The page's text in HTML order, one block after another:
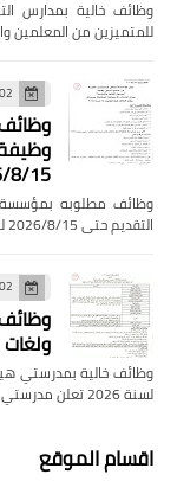
للمتميزين من المعلمين
02 أغسطس 2026
8/15
وظائف مطلوبه بمؤسسة
التقديم حتى 2026/8/15 للذكور والإناث اعلان…
02 أغسطس 2026
ولغات
لسنة 2026 تعلن مدرستي هيئة قناة السويس عربي …
اقسام الموقع